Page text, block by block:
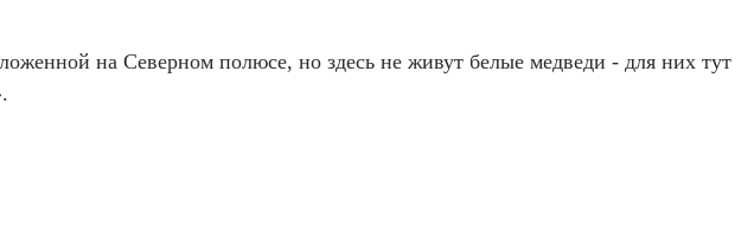
на Северном полюсе, но здесь не живут белые медведи - для них тут